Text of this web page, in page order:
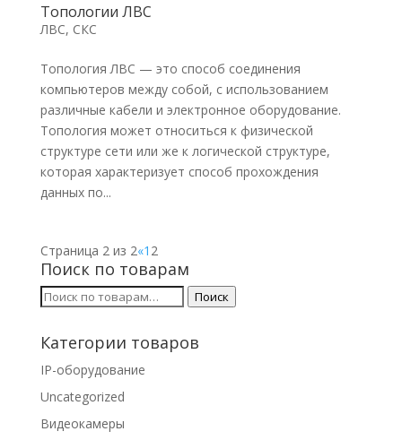
Топологии ЛВС
ЛВС, СКС
Топология ЛВС — это способ соединения
компьютеров между собой, с использованием
различные кабели и электронное оборудование.
Топология может относиться к физической
структуре сети или же к логической структуре,
которая характеризует способ прохождения
данных по...
Страница 2 из 2«1 2
Поиск по товарам
Искать: Поиск
Категории товаров
IP-оборудование
Uncategorized
Видеокамеры